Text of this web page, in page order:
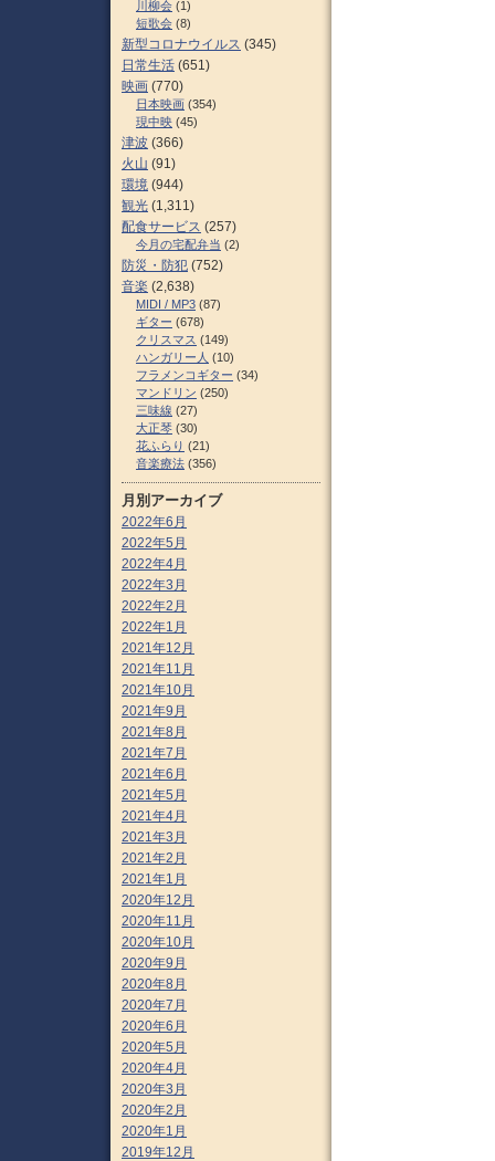
川柳会 (1)
短歌会 (8)
新型コロナウイルス (345)
日常生活 (651)
映画 (770)
日本映画 (354)
現中映 (45)
津波 (366)
火山 (91)
環境 (944)
観光 (1,311)
配食サービス (257)
今月の宅配弁当 (2)
防災・防犯 (752)
音楽 (2,638)
MIDI / MP3 (87)
ギター (678)
クリスマス (149)
ハンガリー人 (10)
フラメンコギター (34)
マンドリン (250)
三味線 (27)
大正琴 (30)
花ふらり (21)
音楽療法 (356)
月別アーカイブ
2022年6月
2022年5月
2022年4月
2022年3月
2022年2月
2022年1月
2021年12月
2021年11月
2021年10月
2021年9月
2021年8月
2021年7月
2021年6月
2021年5月
2021年4月
2021年3月
2021年2月
2021年1月
2020年12月
2020年11月
2020年10月
2020年9月
2020年8月
2020年7月
2020年6月
2020年5月
2020年4月
2020年3月
2020年2月
2020年1月
2019年12月